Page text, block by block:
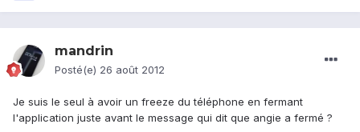
mandrin
Posté(e) 26 août 2012
Je suis le seul à avoir un freeze du téléphone en fermant
l'application juste avant le message qui dit que angie a fermé ?